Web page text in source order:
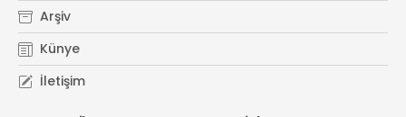
Arşiv
Künye
İletişim